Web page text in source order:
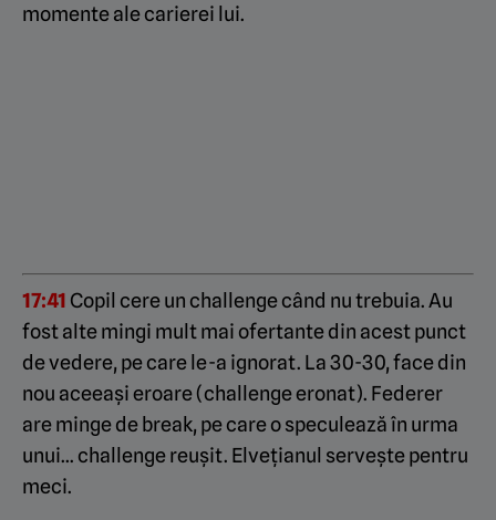
momente ale carierei lui.
17:41 Copil cere un challenge când nu trebuia. Au
fost alte mingi mult mai ofertante din acest punct
de vedere, pe care le-a ignorat. La 30-30, face din
nou aceeași eroare (challenge eronat). Federer
are minge de break, pe care o speculează în urma
unui… challenge reușit. Elvețianul servește pentru
meci.